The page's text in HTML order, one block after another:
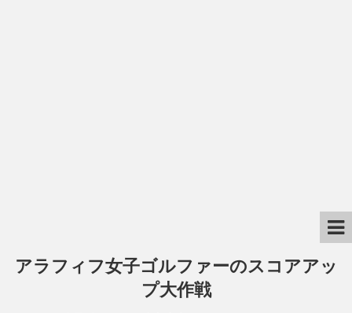
アラフィフ女子ゴルファーのスコアアッ
プ大作戦